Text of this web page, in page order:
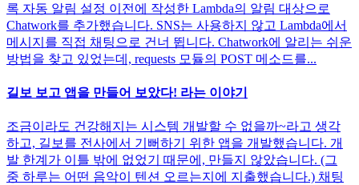
록 자동 알림 설정 이전에 작성한 Lambda의 알림 대상으로
Chatwork를 추가했습니다. SNS는 사용하지 않고 Lambda에서
메시지를 직접 채팅으로 건너 뜁니다. Chatwork에 알리는 쉬운
방법을 찾고 있었는데, requests 모듈의 POST 메소드를...
길보 보고 앱을 만들어 보았다! 라는 이야기
조금이라도 건강해지는 시스템 개발할 수 없을까~라고 생각
하고, 길보를 전사에서 기뻐하기 위한 앱을 개발했습니다. 개
발 한계가 이틀 밖에 없었기 때문에, 만들지 않았습니다. (그
중 하루는 어떤 음악이 텐션 오르는지에 지출했습니다.) 채팅